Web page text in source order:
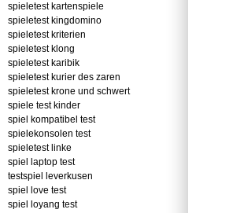
spieletest kartenspiele
spieletest kingdomino
spieletest kriterien
spieletest klong
spieletest karibik
spieletest kurier des zaren
spieletest krone und schwert
spiele test kinder
spiel kompatibel test
spielekonsolen test
spieletest linke
spiel laptop test
testspiel leverkusen
spiel love test
spiel loyang test